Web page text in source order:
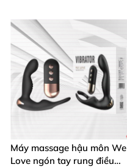
Máy massage hậu môn We
Love ngón tay rung điều